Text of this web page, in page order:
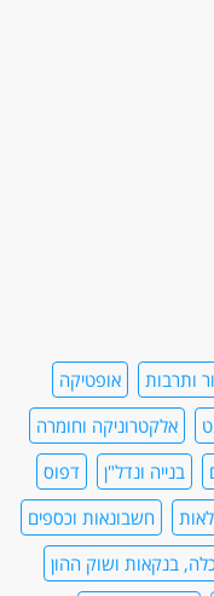
ותרבות
אופטיקה
אלקטרוניקה וחומרה
בנייה ונדל"ן
דפוס
חשבונאות וכספים
בנקאות ושוק ההון